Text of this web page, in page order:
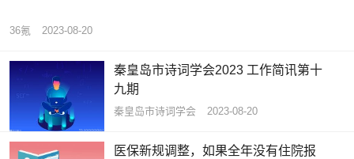
36氪 2023-08-20
秦皇岛市诗词学会2023 工作简讯第十
九期
秦皇岛市诗词学会 2023-08-20
医保新规调整，如果全年没有住院报